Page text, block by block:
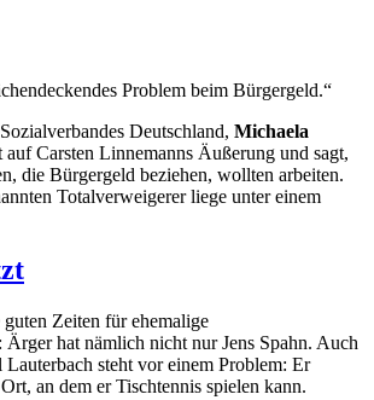
Problem beim Bürgergeld.“
Deutschland, Michaela
auf Carsten Linnemanns Äußerung und sagt,
die Bürgergeld beziehen, wollten arbeiten.
Totalverweigerer liege unter einem
Zeiten für ehemalige
Ärger hat nämlich nicht nur Jens Spahn. Auch
steht vor einem Problem: Er
an dem er Tischtennis spielen kann.